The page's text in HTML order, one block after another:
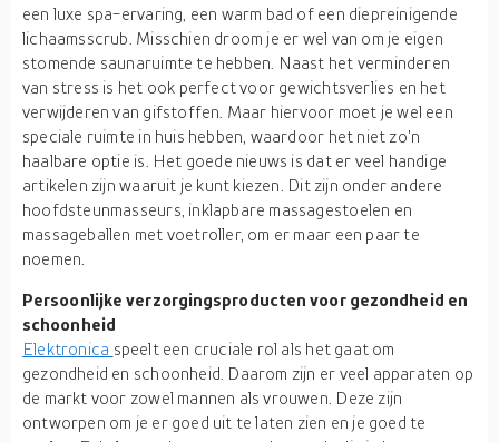
een luxe spa-ervaring, een warm bad of een diepreinigende
lichaamsscrub. Misschien droom je er wel van om je eigen
stomende saunaruimte te hebben. Naast het verminderen
van stress is het ook perfect voor gewichtsverlies en het
verwijderen van gifstoffen. Maar hiervoor moet je wel een
speciale ruimte in huis hebben, waardoor het niet zo'n
haalbare optie is. Het goede nieuws is dat er veel handige
artikelen zijn waaruit je kunt kiezen. Dit zijn onder andere
hoofdsteunmasseurs, inklapbare massagestoelen en
massageballen met voetroller, om er maar een paar te
noemen.
Persoonlijke verzorgingsproducten voor gezondheid en
schoonheid
Elektronica speelt een cruciale rol als het gaat om
gezondheid en schoonheid. Daarom zijn er veel apparaten op
de markt voor zowel mannen als vrouwen. Deze zijn
ontworpen om je er goed uit te laten zien en je goed te